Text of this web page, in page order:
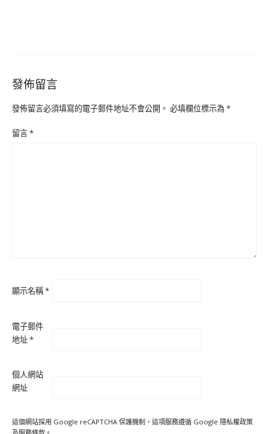
發佈留言
發佈留言必須填寫的電子郵件地址不會公開。 必填欄位標示為*
留言*
顯示名稱*
電子郵件
地址*
個人網站
網址
這個網站採用 Google reCAPTCHA 保護機制，這項服務遵循 Google 隱私權政策